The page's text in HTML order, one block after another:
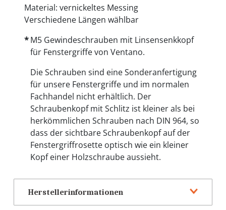
Material: vernickeltes Messing
Verschiedene Längen wählbar
M5 Gewindeschrauben mit Linsensenkkopf
für Fenstergriffe von Ventano.
Die Schrauben sind eine Sonderanfertigung
für unsere Fenstergriffe und im normalen
Fachhandel nicht erhältlich. Der
Schraubenkopf mit Schlitz ist kleiner als bei
herkömmlichen Schrauben nach DIN 964, so
dass der sichtbare Schraubenkopf auf der
Fenstergriffrosette optisch wie ein kleiner
Kopf einer Holzschraube aussieht.
Herstellerinformationen